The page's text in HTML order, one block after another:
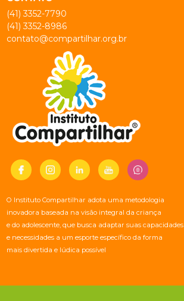
(41) 3352-7790
(41) 3352-8986
contato@compartilhar.org.br
O Instituto Compartilhar adota uma metodologia
inovadora baseada na visão integral da criança
e do adolescente, que busca adaptar suas capacidades
e necessidades a um esporte específico da forma
mais divertida e lúdica possível